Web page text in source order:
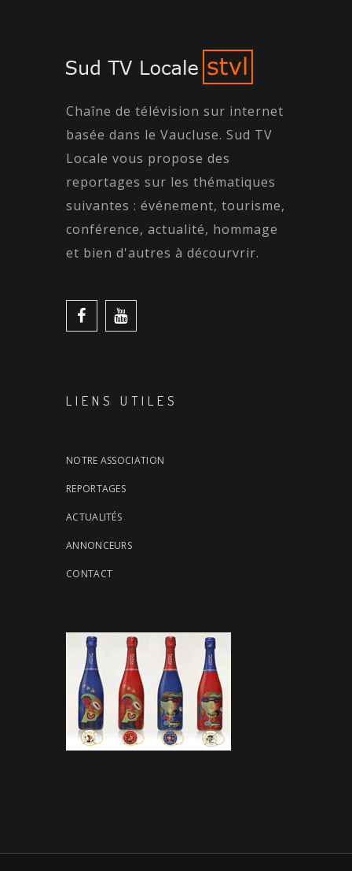
Chaîne de télévision sur internet
basée dans le Vaucluse. Sud TV
Locale vous propose des
reportages sur les thématiques
suivantes : événement, tourisme,
conférence, actualité, hommage
et bien d'autres à décourvrir.
LIENS UTILES
NOTRE ASSOCIATION
REPORTAGES
ACTUALITÉS
ANNONCEURS
CONTACT